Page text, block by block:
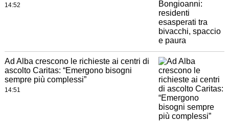
14:52
Ad Alba crescono le richieste ai centri di
ascolto Caritas: “Emergono bisogni
sempre più complessi”
14:51